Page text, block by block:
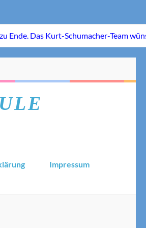
Impressum